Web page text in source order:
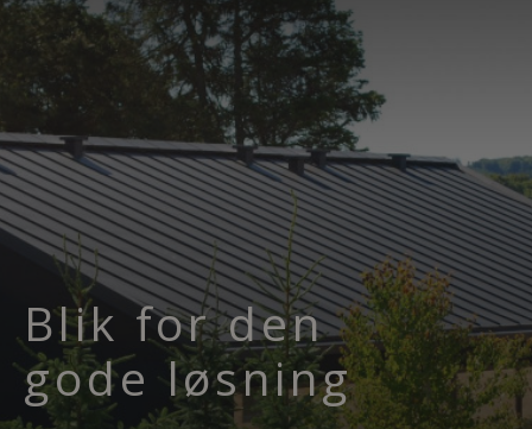
Blik for den
gode løsning